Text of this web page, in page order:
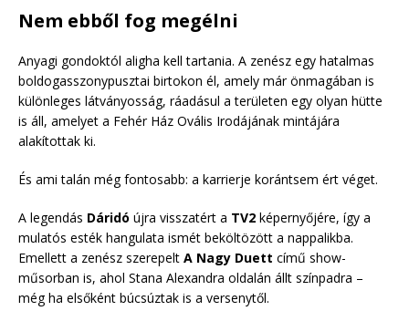
Nem ebből fog megélni
Anyagi gondoktól aligha kell tartania. A zenész egy hatalmas
boldogasszonypusztai birtokon él, amely már önmagában is
különleges látványosság, ráadásul a területen egy olyan hütte
is áll, amelyet a Fehér Ház Ovális Irodájának mintájára
alakítottak ki.
És ami talán még fontosabb: a karrierje korántsem ért véget.
A legendás Dáridó újra visszatért a TV2 képernyőjére, így a
mulatós esték hangulata ismét beköltözött a nappalikba.
Emellett a zenész szerepelt A Nagy Duett című show-
műsorban is, ahol Stana Alexandra oldalán állt színpadra –
még ha elsőként búcsúztak is a versenytől.